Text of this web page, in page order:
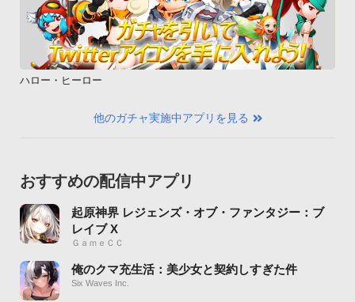
ハロー・ヒーロー
他のガチャ実施中アプリを見る
おすすめの配信中アプリ
起原神界 レジェンズ・オブ・ファンタジー：ブ
レイブ X
ＧａｍｅＣＣ
俺のクマ充生活：美少女と契約しすぎた件
Six Waves Inc.